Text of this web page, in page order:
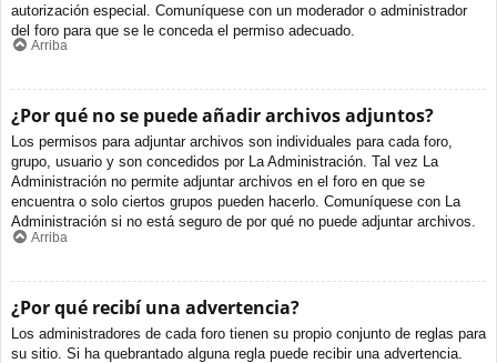
autorización especial. Comuníquese con un moderador o administrador
del foro para que se le conceda el permiso adecuado.
Arriba
¿Por qué no se puede añadir archivos adjuntos?
Los permisos para adjuntar archivos son individuales para cada foro,
grupo, usuario y son concedidos por La Administración. Tal vez La
Administración no permite adjuntar archivos en el foro en que se
encuentra o solo ciertos grupos pueden hacerlo. Comuníquese con La
Administración si no está seguro de por qué no puede adjuntar archivos.
Arriba
¿Por qué recibí una advertencia?
Los administradores de cada foro tienen su propio conjunto de reglas para
su sitio. Si ha quebrantado alguna regla puede recibir una advertencia.